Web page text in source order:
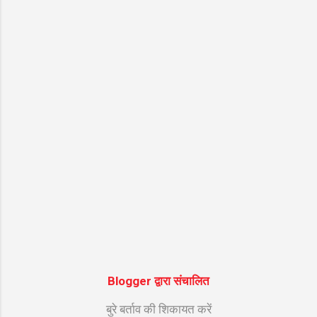
Blogger द्वारा संचालित
बुरे बर्ताव की शिकायत करें